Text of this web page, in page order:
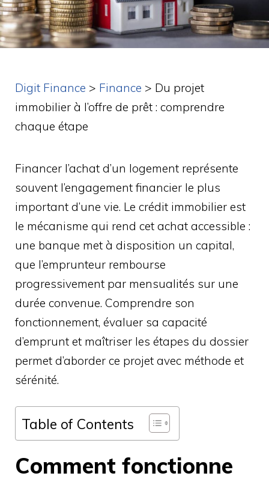
Digit Finance > Finance > Du projet
immobilier à l’offre de prêt : comprendre
chaque étape
Financer l’achat d’un logement représente
souvent l’engagement financier le plus
important d’une vie. Le crédit immobilier est
le mécanisme qui rend cet achat accessible :
une banque met à disposition un capital,
que l’emprunteur rembourse
progressivement par mensualités sur une
durée convenue. Comprendre son
fonctionnement, évaluer sa capacité
d’emprunt et maîtriser les étapes du dossier
permet d’aborder ce projet avec méthode et
sérénité.
Table of Contents
Comment fonctionne